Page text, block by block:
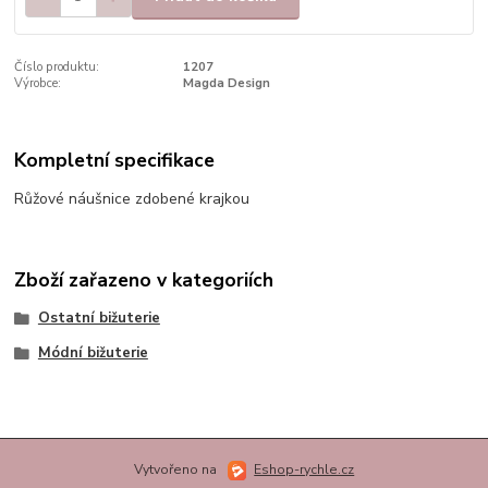
Číslo produktu:
1207
Výrobce:
Magda Design
Kompletní specifikace
Růžové náušnice zdobené krajkou
Zboží zařazeno v kategoriích
Ostatní bižuterie
Módní bižuterie
Vytvořeno na Eshop-rychle.cz